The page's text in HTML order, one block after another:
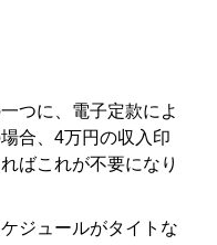
つに、電子定款によ
合、4万円の収入印
ばこれが不要になり
ジュールがタイトな